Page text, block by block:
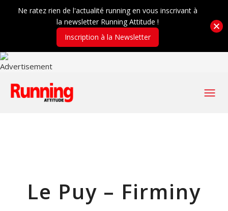
Le Puy – Firminy
Ne ratez rien de l'actualité running en vous inscrivant à
la newsletter Running Attitude !
Inscription à la Newsletter